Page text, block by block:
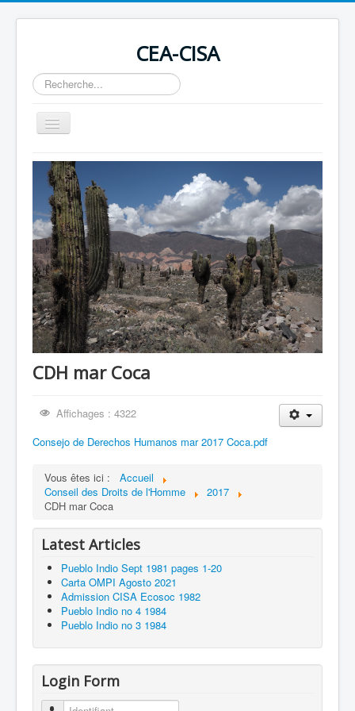
CEA-CISA
Rechercher
Basculer
la
Home
Actualités
Conseil des Droits de l'Homme
Revues
Soutenir en devenant membre ou par un don
Contact
Liens
OIT 169
Hermano German Choquehuanca Condori
CDH mar Coca
Affichages : 4322
Consejo de Derechos Humanos mar 2017 Coca.pdf
Vous êtes ici :
Accueil
Conseil des Droits de l'Homme
2017
CDH mar Coca
Latest Articles
Pueblo Indio Sept 1981 pages 1-20
Carta OMPI Agosto 2021
Admission CISA Ecosoc 1982
Pueblo Indio no 4 1984
Pueblo Indio no 3 1984
Login Form